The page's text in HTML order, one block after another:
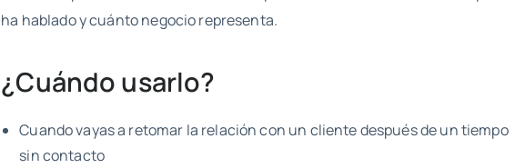
ha hablado y cuánto negocio representa.
¿Cuándo usarlo?
Cuando vayas a retomar la relación con un cliente después de un tiempo
sin contacto